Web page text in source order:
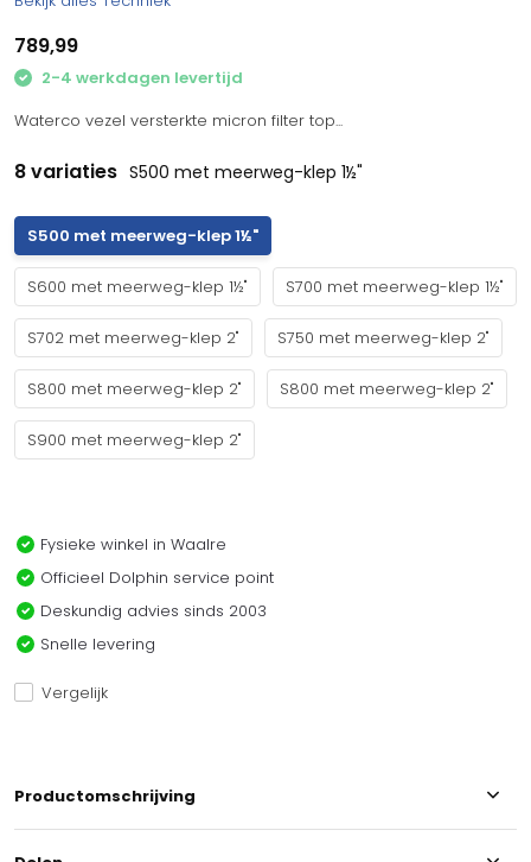
789,99
2-4 werkdagen levertijd
Waterco vezel versterkte micron filter top...
8 variaties S500 met meerweg-klep 1½"
S500 met meerweg-klep 1½"
S600 met meerweg-klep 1½" S700 met meerweg-klep 1½"
S702 met meerweg-klep 2" S750 met meerweg-klep 2"
S800 met meerweg-klep 2" S800 met meerweg-klep 2"
S900 met meerweg-klep 2"
Fysieke winkel in Waalre
Officieel Dolphin service point
Deskundig advies sinds 2003
Snelle levering
Vergelijk
Productomschrijving